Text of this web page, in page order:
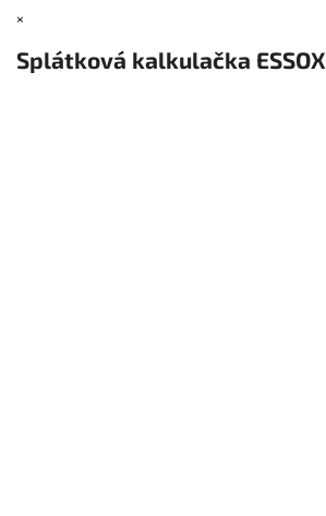
×
Splátková kalkulačka ESSOX